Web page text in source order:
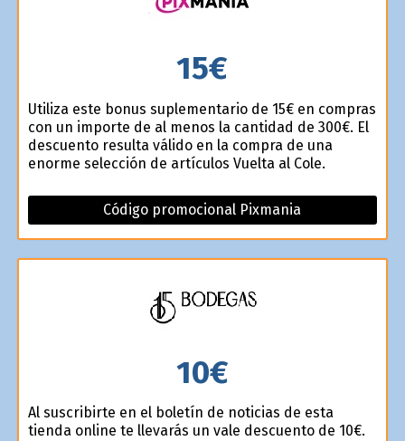
15€
Utiliza este bonus suplementario de 15€ en compras
con un importe de al menos la cantidad de 300€. El
descuento resulta válido en la compra de una
enorme selección de artículos Vuelta al Cole.
Código promocional Pixmania
10€
Al suscribirte en el boletín de noticias de esta
tienda online te llevarás un vale descuento de 10€.